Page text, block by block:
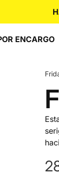
ENCARGO